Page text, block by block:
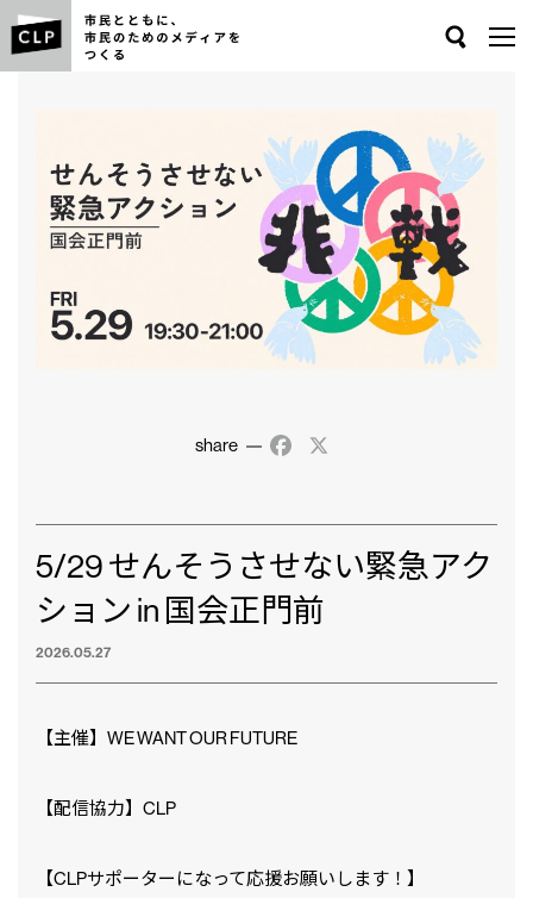
share Facebook
5/29 せんそうさせない緊急アク
ション in 国会正門前
2026.05.27
【主催】WE WANT OUR FUTURE
【配信協力】CLP
【CLPサポーターになって応援お願いします！】